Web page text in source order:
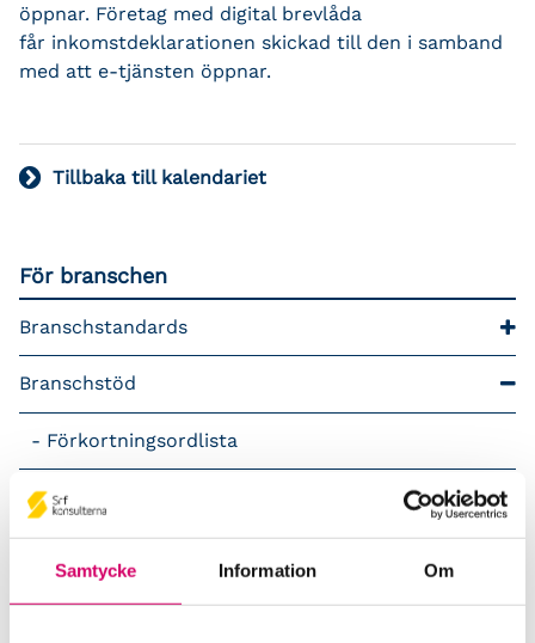
Samtycke Information Om
öppnar. Företag med digital brevlåda
får inkomstdeklarationen skickad till den i samband
med att e-tjänsten öppnar.
Tillbaka till kalendariet
För branschen
Branschstandards
Branschstöd
Förkortningsordlista
Kommunikationsstöd – Snacka lön
Lönepodden